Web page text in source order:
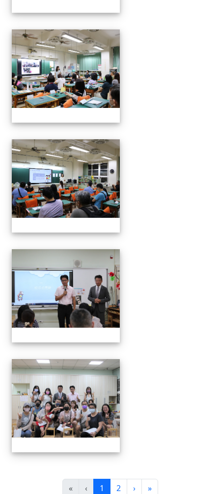
112班親會
112班親會
112班親會
112班親會
« ‹ 1 (current)
2 › »